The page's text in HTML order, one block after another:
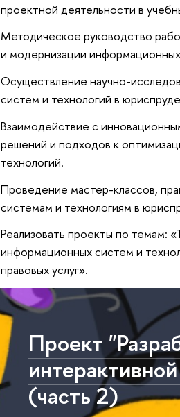
проектной деятельности в
Методическое руководство
и модернизации
Осуществление научно-
систем и технологий в
Взаимодействие с
решений и подходов к
технологий.
Проведение мастер-классов,
системам и технологиям в
Реализовать проекты по темам:
информационных систем и
правовых услуг».
Проект
(часть 2)